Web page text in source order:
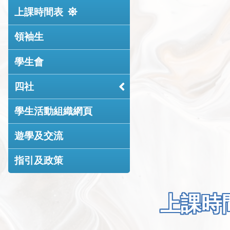
上課時間表
領袖生
學生會
四社
學生活動組織網頁
遊學及交流
指引及政策
上課時